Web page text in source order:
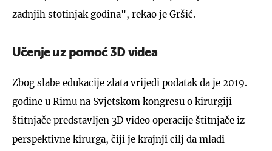
zadnjih stotinjak godina", rekao je Gršić.
Učenje uz pomoć 3D videa
Zbog slabe edukacije zlata vrijedi podatak da je 2019.
godine u Rimu na Svjetskom kongresu o kirurgiji
štitnjače predstavljen 3D video operacije štitnjače iz
perspektivne kirurga, čiji je krajnji cilj da mladi